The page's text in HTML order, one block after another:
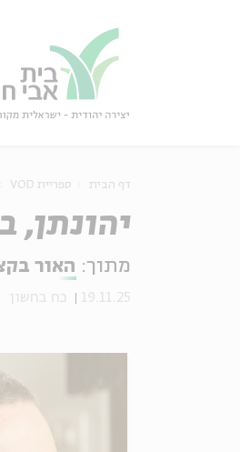
דף הבית ספריית VOD
יהונתן,
מתוך: האור